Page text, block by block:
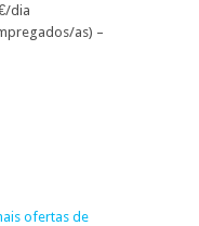
dia
as) –
ofertas de